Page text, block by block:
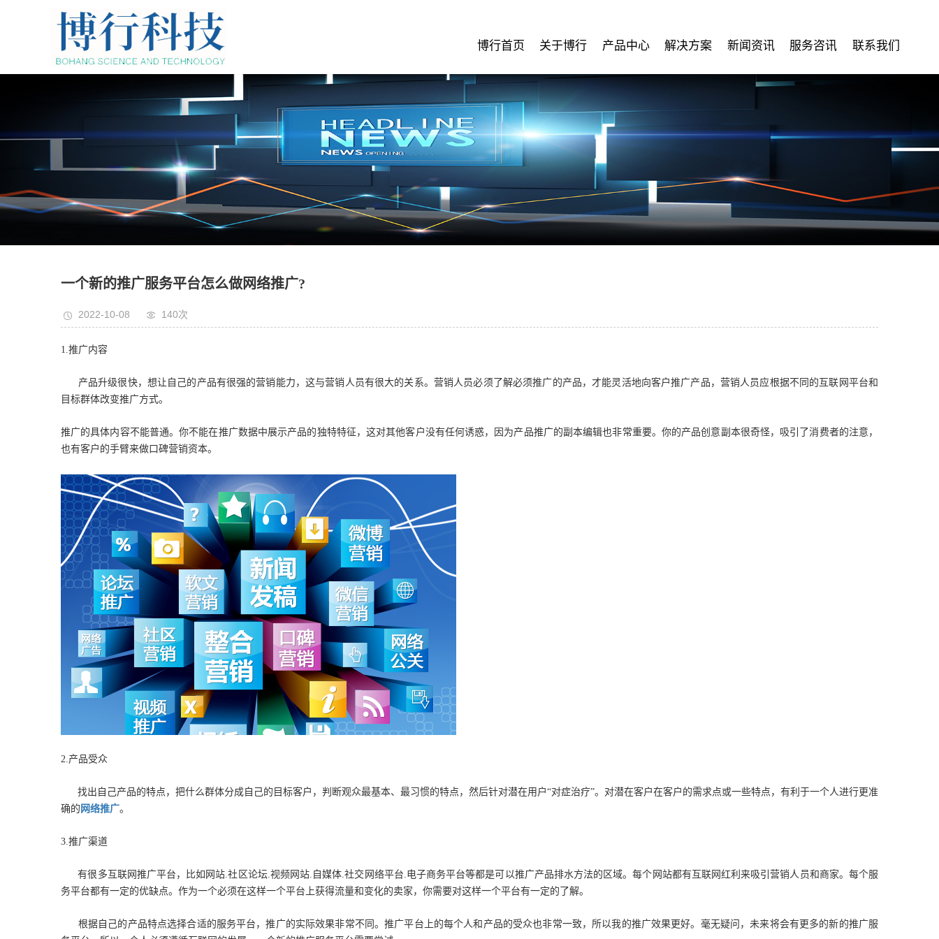
博行首页 关于博行 产品中心 解决方案 新闻资讯 服务咨讯 联系我们
一个新的推广服务平台怎么做网络推广?
2022-10-08 140次
1.推广内容
产品升级很快，想让自己的产品有很强的营销能力，这与营销人员有很大的关系。营销人员必须了解必须推广的产品，才能灵活地向客户推广产品，营销人员应根据不同的互联网平台和
目标群体改变推广方式。
推广的具体内容不能普通。你不能在推广数据中展示产品的独特特征，这对其他客户没有任何诱惑，因为产品推广的副本编辑也非常重要。你的产品创意副本很奇怪，吸引了消费者的注意，
也有客户的手臂来做口碑营销资本。
2.产品受众
找出自己产品的特点，把什么群体分成自己的目标客户，判断观众最基本、最习惯的特点，然后针对潜在用户“对症治疗”。对潜在客户在客户的需求点或一些特点，有利于一个人进行更准
确的 网络推广。
3.推广渠道
有很多互联网推广平台，比如网站.社区论坛.视频网站.自媒体.社交网络平台.电子商务平台等都是可以推广产品排水方法的区域。每个网站都有互联网红利来吸引营销人员和商家。每个服
务平台都有一定的优缺点。作为一个必须在这样一个平台上获得流量和变化的卖家，你需要对这样一个平台有一定的了解。
根据自己的产品特点选择合适的服务平台，推广的实际效果非常不同。推广平台上的每个人和产品的受众也非常一致，所以我的推广效果更好。毫无疑问，未来将会有更多的新的推广服